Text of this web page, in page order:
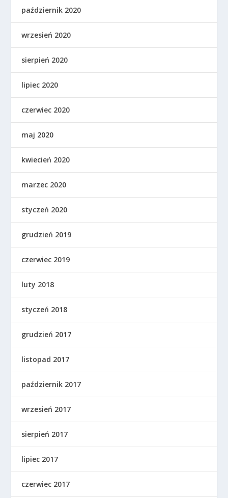
październik 2020
wrzesień 2020
sierpień 2020
lipiec 2020
czerwiec 2020
maj 2020
kwiecień 2020
marzec 2020
styczeń 2020
grudzień 2019
czerwiec 2019
luty 2018
styczeń 2018
grudzień 2017
listopad 2017
październik 2017
wrzesień 2017
sierpień 2017
lipiec 2017
czerwiec 2017